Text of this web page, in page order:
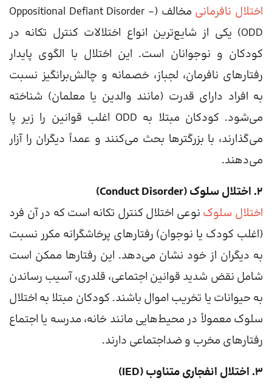
اختلال نافرمانی
مخالف (Oppositional Defiant Disorder –
ODD) یکی از شایع‌ترین انواع اختلالات کنترل تکانه در
کودکان و نوجوانان است. این اختلال با الگوی پایدار
رفتارهای نافرمان، لجباز، خصمانه و چالش‌برانگیز نسبت
به افراد دارای قدرت (مانند والدین یا معلمان) شناخته
می‌شود. کودکان مبتلا به ODD اغلب قوانین را زیر پا
می‌گذارند، با بزرگترها بحث می‌کنند و عمداً دیگران را آزار
می‌دهند.
۲. اختلال سلوک (Conduct Disorder)
اختلال سلوک نوعی اختلال کنترل تکانه است که در آن فرد
(اغلب کودک یا نوجوان) رفتارهای پرخاشگرانه مکرر نسبت
به دیگران از خود نشان می‌دهد. این رفتارها ممکن است
شامل نقض شدید قوانین اجتماعی، قلدری، آسیب رساندن
به حیوانات یا تخریب اموال باشند. کودکان مبتلا به اختلال
سلوک معمولاً در محیط‌هایی مانند خانه، مدرسه یا اجتماع
رفتارهای مخرب و ضداجتماعی دارند.
۳. اختلال انفجاری متناوب (IED)